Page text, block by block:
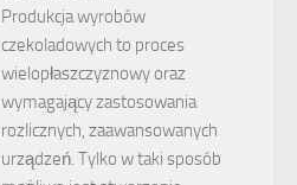
Produkcja wyrobów
czekoladowych to proces
wielopłaszczyznowy oraz
wymagający zastosowania
rozlicznych, zaawansowanych
urządzeń. Tylko w taki sposób